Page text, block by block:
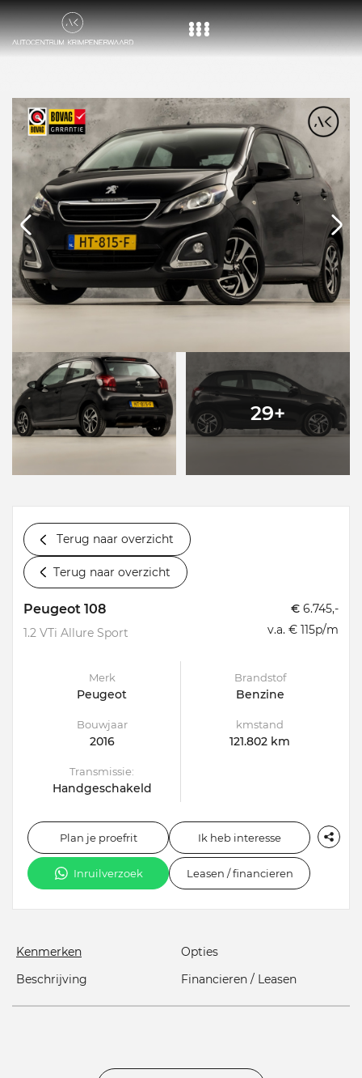
Aanbod
Diensten
Over ons
Vacature
Contact
29+
Terug naar overzicht
Terug naar overzicht
Peugeot 108
1.2 VTi Allure Sport
€ 6.745,-
v.a. € 115p/m
Merk
Peugeot
Brandstof
Benzine
Bouwjaar
2016
kmstand
121.802 km
Transmissie:
Handgeschakeld
Plan je proefrit Ik heb interesse
Inruilverzoek Leasen / financieren
Kenmerken
Opties
Beschrijving
Financieren / Leasen